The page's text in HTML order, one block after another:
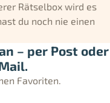
Rätselbox wird es
du noch nie einen
– per Post oder
Favoriten.